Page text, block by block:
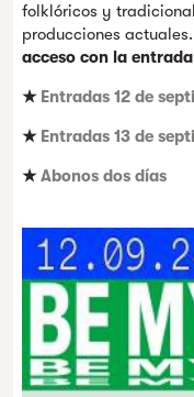
folklóricos y
producciones actuales.
acceso con la
★ Entradas 12 de
★ Entradas 13 de
★Abonos dos días